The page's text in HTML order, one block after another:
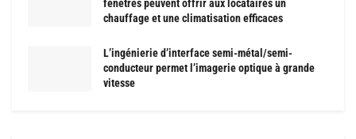
fenêtres peuvent offrir aux locataires un
chauffage et une climatisation efficaces
L’ingénierie d’interface semi-métal/semi-
conducteur permet l’imagerie optique à grande
vitesse